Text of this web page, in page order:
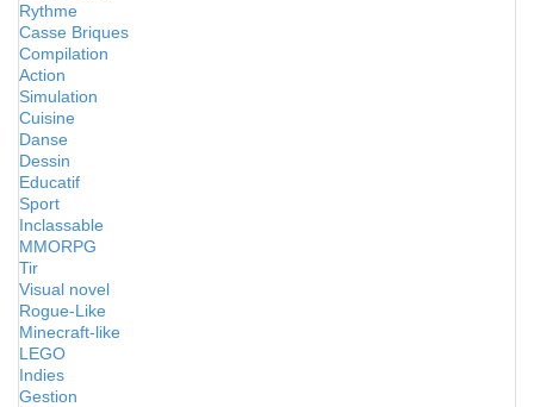
Rythme
Casse Briques
Compilation
Action
Simulation
Cuisine
Danse
Dessin
Educatif
Sport
Inclassable
MMORPG
Tir
Visual novel
Rogue-Like
Minecraft-like
LEGO
Indies
Gestion